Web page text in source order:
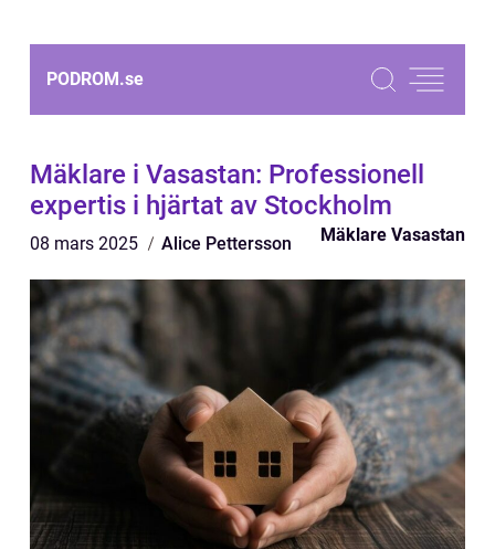
PODROM.se
Mäklare i Vasastan: Professionell
expertis i hjärtat av Stockholm
08 mars 2025 Alice Pettersson Mäklare Vasastan